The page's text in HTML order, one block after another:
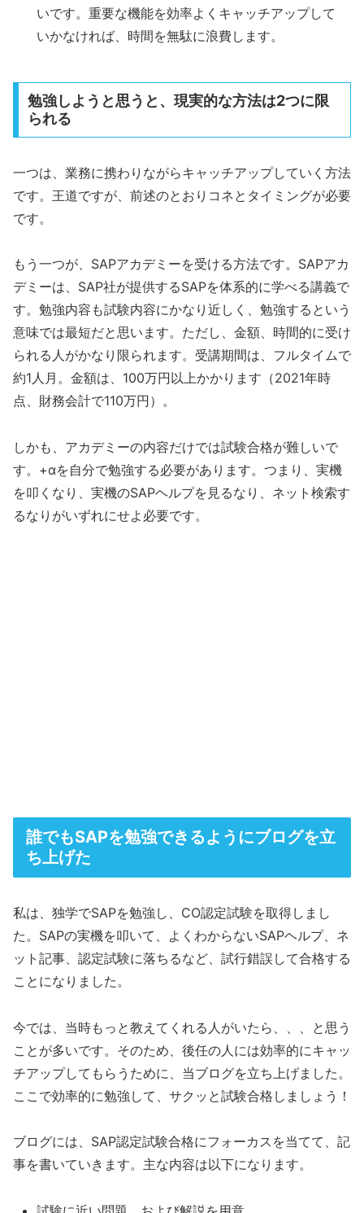
いです。重要な機能を効率よくキャッチアップして
いかなければ、時間を無駄に浪費します。
勉強しようと思うと、現実的な方法は2つに限
られる
一つは、業務に携わりながらキャッチアップしていく方法
です。王道ですが、前述のとおりコネとタイミングが必要
です。
もう一つが、SAPアカデミーを受ける方法です。SAPアカ
デミーは、SAP社が提供するSAPを体系的に学べる講義で
す。勉強内容も試験内容にかなり近しく、勉強するという
意味では最短だと思います。ただし、金額、時間的に受け
られる人がかなり限られます。受講期間は、フルタイムで
約1人月。金額は、100万円以上かかります（2021年時
点、財務会計で110万円）。
しかも、アカデミーの内容だけでは試験合格が難しいで
す。+αを自分で勉強する必要があります。つまり、実機
を叩くなり、実機のSAPヘルプを見るなり、ネット検索す
るなりがいずれにせよ必要です。
誰でもSAPを勉強できるようにブログを立
ち上げた
私は、独学でSAPを勉強し、CO認定試験を取得しまし
た。SAPの実機を叩いて、よくわからないSAPヘルプ、ネ
ット記事、認定試験に落ちるなど、試行錯誤して合格する
ことになりました。
今では、当時もっと教えてくれる人がいたら、、、と思う
ことが多いです。そのため、後任の人には効率的にキャッ
チアップしてもらうために、当ブログを立ち上げました。
ここで効率的に勉強して、サクッと試験合格しましょう！
ブログには、SAP認定試験合格にフォーカスを当てて、記
事を書いていきます。主な内容は以下になります。